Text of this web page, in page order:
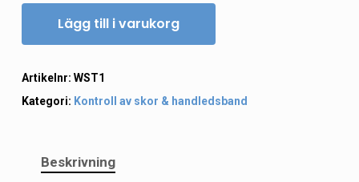
Lägg till i varukorg
Artikelnr: WST1
Kategori: Kontroll av skor & handledsband
Beskrivning